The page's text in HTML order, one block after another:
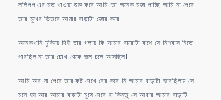
ললিপপ এর মত খাওয়া শুরু করে আমি তো অনেক মজা পাচ্ছি আমি না পেরে
তার মুখের ভিতরে আমার বাড়াটা জোর করে
অনেকখানি ঢুকিয়ে দিই তার গলায় কি আমার বারোটা বাধে সে নিশ্বাস নিতে
পারছিল না তার চোখ থেকে জল চলে আসছিল।
আমি আর না পেরে তার কষ্ট দেখে বের করে নি আমার বাড়াটা ভাবছিলাম সে
মনে হয় আর আমার বাড়াটা চুষে দেবে না কিন্তু সে আবার আমার বাড়াটি